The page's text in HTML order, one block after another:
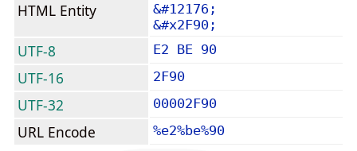
HTML Entity
&#12176;
&#x2F90;
UTF-8 E2 BE 90
UTF-16 2F90
UTF-32 00002F90
URL Encode %e2%be%90